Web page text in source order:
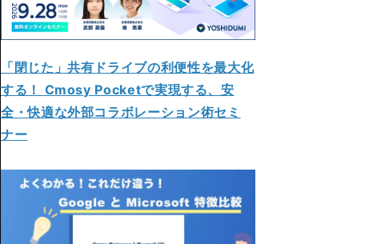
「閉じた」共有ドライブの利便性を最大化
する！ Cmosy Pocketで実現する、安
全・快適な外部コラボレーション術セミ
ナー